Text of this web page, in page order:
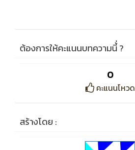
ต้องการให้คะแนนบทความนี้่ ?
0
คะแนนโหวด
สร้างโดย :